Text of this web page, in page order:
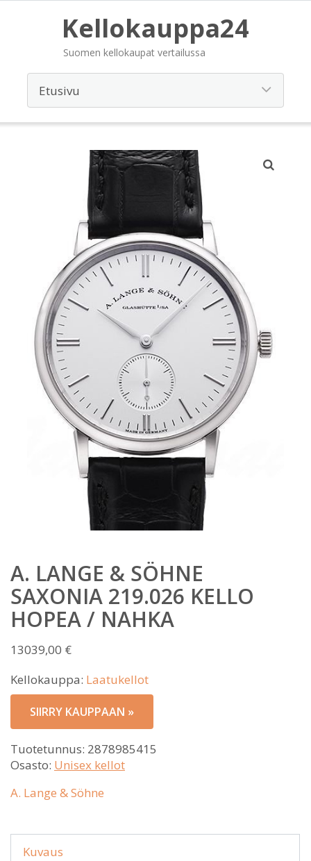
Kellokauppa24
Suomen kellokaupat vertailussa
A. LANGE & SÖHNE
SAXONIA 219.026 KELLO
HOPEA / NAHKA
13039,00 €
Kellokauppa: Laatukellot
SIIRRY KAUPPAAN »
Tuotetunnus: 2878985415
Osasto: Unisex kellot
A. Lange & Söhne
Kuvaus